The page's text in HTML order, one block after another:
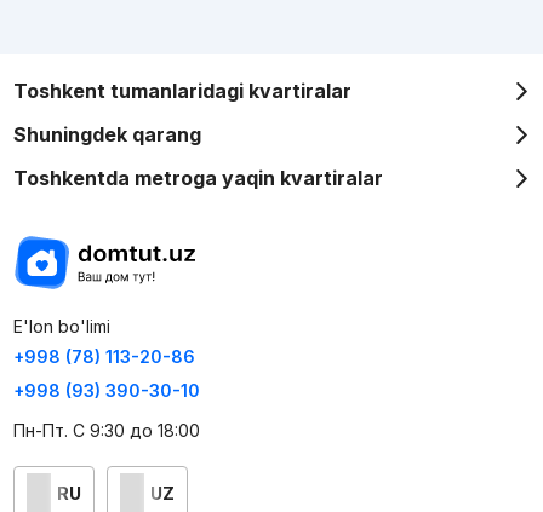
Toshkent tumanlaridagi kvartiralar
Shuningdek qarang
Toshkentda metroga yaqin kvartiralar
E'lon bo'limi
+998 (78) 113-20-86
+998 (93) 390-30-10
Пн-Пт. С 9:30 до 18:00
RU UZ